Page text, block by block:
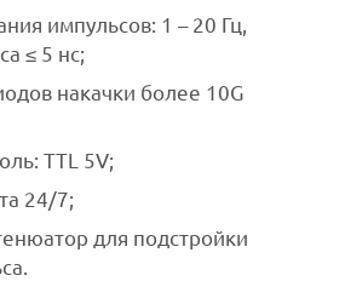
импульсов: 1 – 20 Гц,
≤ 5 нс;
накачки более 10G
TTL 5V;
24/7;
для подстройки